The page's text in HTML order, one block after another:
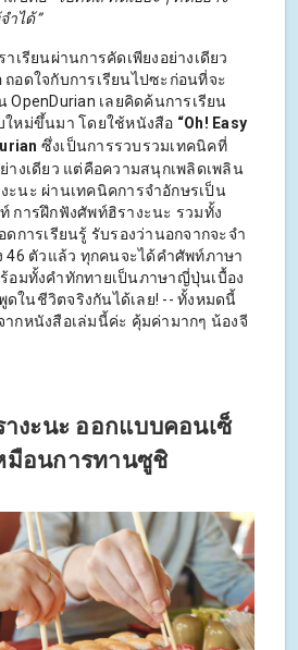
ำได้”
เรียนผ่านการคัดเพียงอย่างเดียว
อดใจกับการเรียนไปซะก่อนที่จะ
OpenDurian เลยคิดค้นการเรียน
ใหม่ขึ้นมา โดยใช้หนังสือ “Oh! Easy
ซึ่งเป็นการรวบรวมเทคนิคที่
างเดียว แต่คือความสนุกเพลิดเพลิน
ะนะ ผ่านเทคนิคการจำอักษรเป็น
การฝึกฟังศัพท์ฮิรางะนะ รวมทั้ง
การเรียนรู้ รับรองว่านอกจากจะจำ
46 ตัวแล้ว ทุกคนจะได้คำศัพท์ภาษา
อมทั้งคำทักทายเป็นภาษาญี่ปุ่นเบื้อง
ในชีวิตจริงกันได้เลย! -- ทั้งหมดนี้
กหนังสือเล่มนี้ค่ะ คุ้มค่ามากๆ น้องจี
างะนะ ออกแบบคอนเซ็
มือนการทานซูชิ